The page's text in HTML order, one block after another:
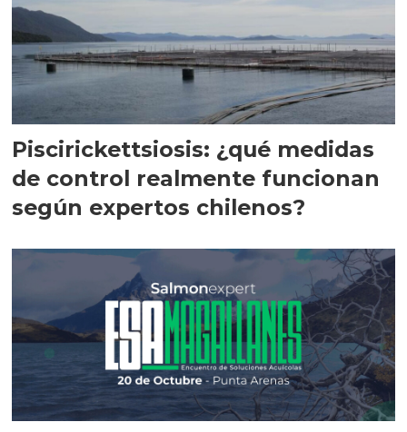
Piscirickettsiosis: ¿qué medidas
de control realmente funcionan
según expertos chilenos?